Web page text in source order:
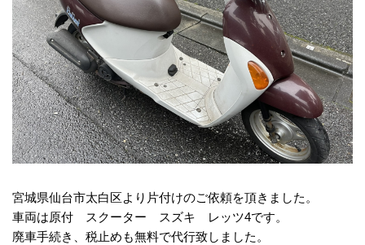
宮城県仙台市太白区より片付けのご依頼を頂きました。
車両は原付 スクーター スズキ レッツ4です。
廃車手続き、税止めも無料で代行致しました。